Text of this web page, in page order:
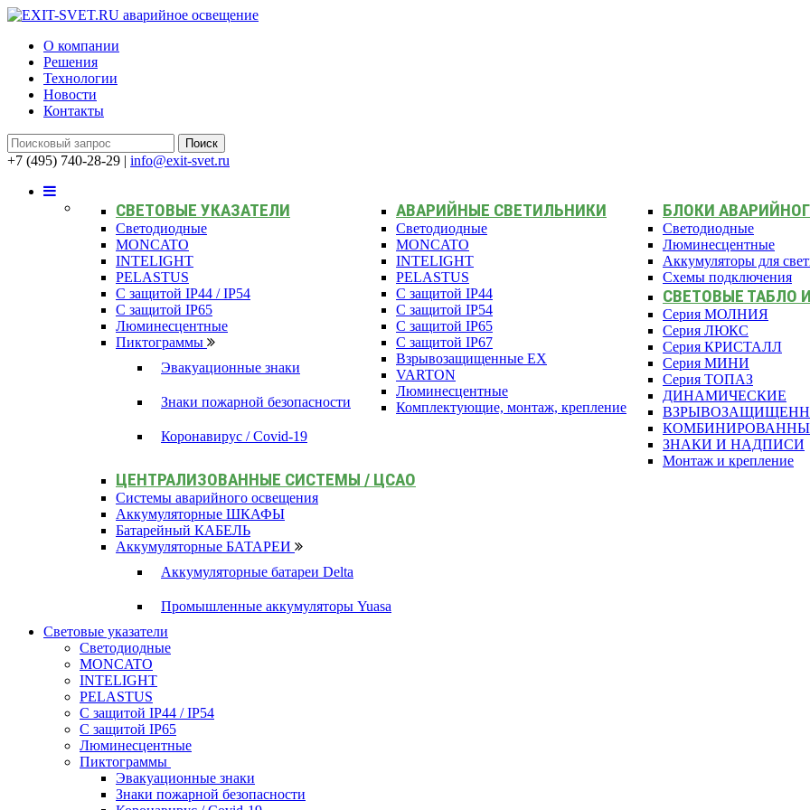
О компании
Решения
Технологии
Новости
Контакты
+7 (495) 740-28-29 | info@exit-svet.ru
СВЕТОВЫЕ УКАЗАТЕЛИ
Светодиодные
MONCATO
INTELIGHT
PELASTUS
С защитой IP44 / IP54
С защитой IP65
Люминесцентные
Пиктограммы
Эвакуационные знаки
Знаки пожарной безопасности
Коронавирус / Covid-19
АВАРИЙНЫЕ СВЕТИЛЬНИКИ
Светодиодные
MONCATO
INTELIGHT
PELASTUS
С защитой IP44
С защитой IP54
С защитой IP65
С защитой IP67
Взрывозащищенные EX
VARTON
Люминесцентные
Комплектующие, монтаж, крепление
БЛОКИ
Светодиодные
Люминесцентные
Аккумуляторы для
Схемы подключения
СВЕТОВЫЕ ТАБЛО
Серия МОЛНИЯ
Серия ЛЮКС
Серия КРИСТАЛЛ
Серия МИНИ
Серия ТОПАЗ
ДИНАМИЧЕСКИЕ
ЗНАКИ И НАДПИСИ
Монтаж и крепление
ЦЕНТРАЛИЗОВАННЫЕ СИСТЕМЫ / ЦСАО
Системы аварийного освещения
Аккумуляторные ШКАФЫ
Батарейный КАБЕЛЬ
Аккумуляторные БАТАРЕИ
Аккумуляторные батареи Delta
Промышленные аккумуляторы Yuasa
Световые указатели
Светодиодные
MONCATO
INTELIGHT
PELASTUS
С защитой IP44 / IP54
С защитой IP65
Люминесцентные
Пиктограммы
Эвакуационные знаки
Знаки пожарной безопасности